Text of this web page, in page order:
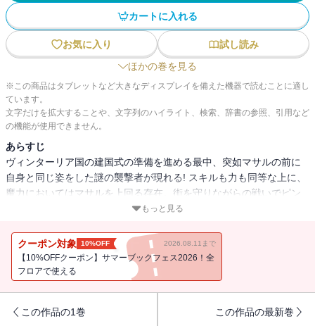
カートに入れる
お気に入り
試し読み
ほかの巻を見る
※この商品はタブレットなど大きなディスプレイを備えた機器で読むことに適し
ています。
文字だけを拡大することや、文字列のハイライト、検索、辞書の参照、引用など
の機能が使用できません。
あらすじ
ヴィンターリア国の建国式の準備を進める最中、突如マサルの前に
自身と同じ姿をした謎の襲撃者が現れる! スキルも力も同等な上に、
魔力においてはマサルを上回る存在。街を守りながらの戦いでピン
チに陥るマサルであったが、思いもよらぬ加勢があり・・・! そして
もっと見る
クーポン対象 10%OFF 2026.08.11まで
【10%OFFクーポン】サマーブックフェス2026！全
フロアで使える
この作品の1巻 この作品の最新巻